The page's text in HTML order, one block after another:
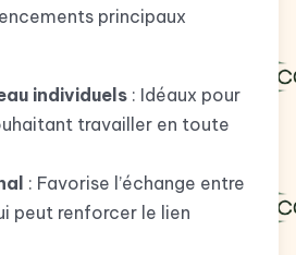
principaux
individuels : Idéaux pour
travailler en toute
: Favorise l’échange entre
peut renforcer le lien